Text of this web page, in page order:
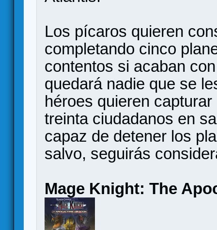
Los pícaros quieren
completando cinco
contentos si acaban
quedará nadie que se
héroes quieren
treinta ciudadanos en
capaz de detener los
salvo, seguirás
Mage Knight: The